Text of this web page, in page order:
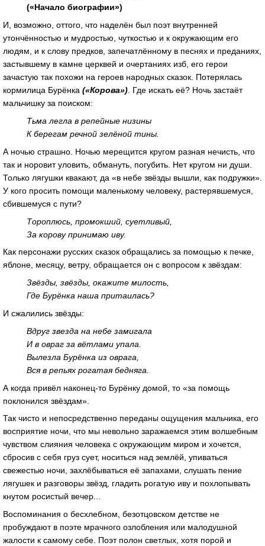
(«Начало биографии»)
И, возможно, оттого, что наделён был поэт внутренней
утончённостью и мудростью, чуткостью и к окружающим его
людям, и к слову предков, запечатлённому в песнях и преданиях,
застывшему в камне церквей и очертаниях изб, его герои
зачастую так похожи на героев народных сказок. Потерялась
кормилица Бурёнка («Корова»). Где искать её? Ночь застаёт
мальчишку за поиском:
Тьма легла в репейные низины
К берегам речной зелёной тины.
А ночью страшно. Ночью мерещится кругом разная нечисть, что
так и норовит уловить, обмануть, погубить. Нет кругом ни души.
Только лягушки квакают, да «в небе звёзды вышли, как подружки».
У кого просить помощи маленькому человеку, растерявшемуся,
сбившемуся с пути?
Тороплюсь, промокший, суетливый,
За корову принимаю иву.
Как персонажи русских сказок обращались за помощью к печке,
яблоне, месяцу, ветру, обращается он с вопросом к звёздам:
Звёзды, звёзды, окажите милость,
Где Бурёнка наша притаилась?
И сжалились звёзды:
Вдруг звезда на небе замигала
И в овраг за вётлами упала.
Вылезла Бурёнка из оврага,
Вся в репьях рогатая бедняга.
А когда привёл наконец-то Бурёнку домой, то «за помощь
поклонился звёздам».
Так чисто и непосредственно переданы ощущения мальчика, его
восприятие ночи, что мы невольно заражаемся этим волшебным
чувством слияния человека с окружающим миром и хочется,
сбросив с себя груз сует, носиться над землёй, упиваться
свежестью ночи, захлёбываться её запахами, слушать пение
лягушек и разговоры звёзд, гладить рогатую иву и похлопывать
кнутом росистый вечер...
Воспоминания о бесхлебном, безотцовском детстве не
пробуждают в поэте мрачного озлобления или малодушной
жалости к самому себе. Поэт полон светлых, хотя порой и